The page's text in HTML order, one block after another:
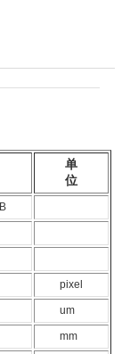
单
位
pixel
um
mm